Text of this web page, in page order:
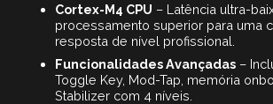
Cortex-M4 CPU – Latência ultra-
processamento superior para uma
resposta de nível profissional.
Funcionalidades Avançadas –
Toggle Key, Mod-Tap, memória
Stabilizer com 4 níveis.